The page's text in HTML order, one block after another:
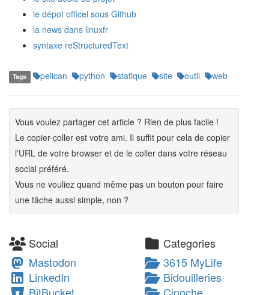
le dépot officel sous Github
la news dans linuxfr
syntaxe reStructuredText
Tags pelican python statique site outil web
Vous voulez partager cet article ? Rien de plus facile !
Le copier-coller est votre ami. Il suffit pour cela de copier
l'URL de votre browser et de le coller dans votre réseau
social préféré.
Vous ne vouliez quand même pas un bouton pour faire
une tâche aussi simple, non ?
Social
Mastodon
LinkedIn
Categories
3615 MyLife
Bidouilleries